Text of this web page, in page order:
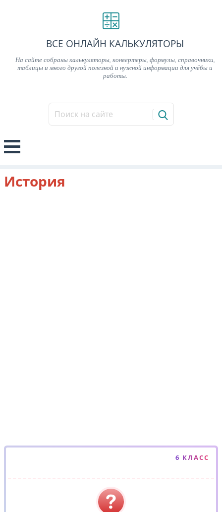
ВСЕ ОНЛАЙН КАЛЬКУЛЯТОРЫ
На сайте собраны калькуляторы, конвертеры, формулы, справочники,
таблицы и много другой полезной и нужной информации для учёбы и
работы.
История
6 КЛАСС